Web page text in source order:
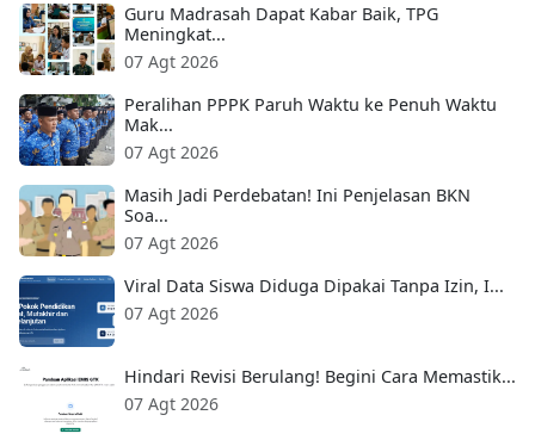
Guru Madrasah Dapat Kabar Baik, TPG
Meningkat...
07 Agt 2026
Peralihan PPPK Paruh Waktu ke Penuh Waktu
Mak...
07 Agt 2026
Masih Jadi Perdebatan! Ini Penjelasan BKN
Soa...
07 Agt 2026
Viral Data Siswa Diduga Dipakai Tanpa Izin, I...
07 Agt 2026
Hindari Revisi Berulang! Begini Cara Memastik...
07 Agt 2026